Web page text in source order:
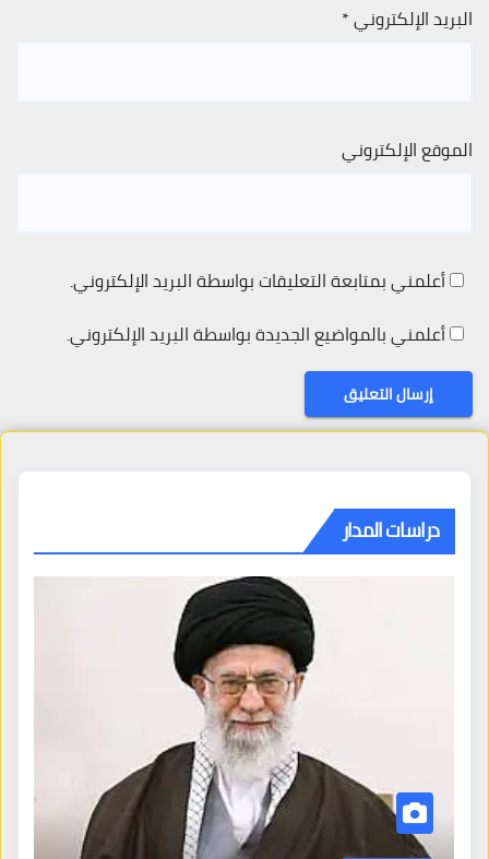
البريد الإلكتروني*
الموقع الإلكتروني
أعلمني بمتابعة التعليقات بواسطة البريد الإلكتروني.
أعلمني بالمواضيع الجديدة بواسطة البريد الإلكتروني.
دراسات المدار